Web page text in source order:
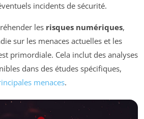
incidents de sécurité.
les risques numériques,
sur les menaces actuelles et les
primordiale. Cela inclut des analyses
dans des études spécifiques,
menaces.